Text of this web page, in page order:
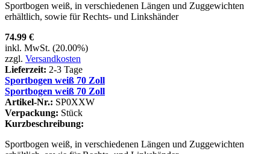
Sportbogen weiß, in verschiedenen Längen und Zuggewichten
erhältlich, sowie für Rechts- und Linkshänder
74.99 €
inkl. MwSt. (20.00%)
zzgl. Versandkosten
Lieferzeit: 2-3 Tage
Sportbogen weiß 70 Zoll
Sportbogen weiß 70 Zoll
Artikel-Nr.: SP0XXW
Verpackung: Stück
Kurzbeschreibung:
Sportbogen weiß, in verschiedenen Längen und Zuggewichten